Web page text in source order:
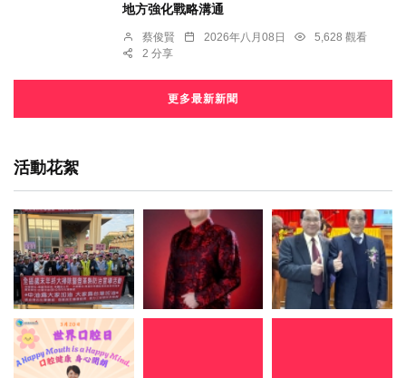
地方強化戰略溝通
蔡俊賢 2026年八月08日
5,628 觀看
2 分享
更多最新新聞
活動花絮